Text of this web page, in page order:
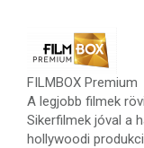
FILMBOX Premium
A legjobb filmek
Sikerfilmek jóval a
hollywoodi